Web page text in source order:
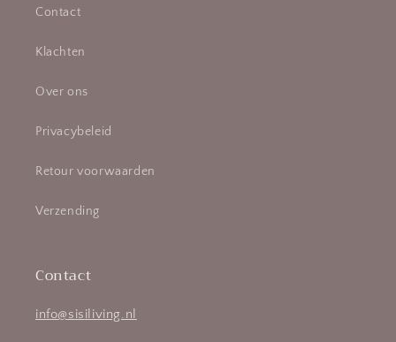
Contact
Klachten
Over ons
Privacybeleid
Retour voorwaarden
Verzending
Contact
info@sisiliving.nl